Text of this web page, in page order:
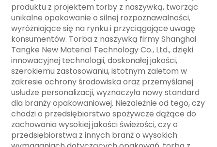
produktu z projektem torby z naszywką, tworząc
unikalne opakowanie o silnej rozpoznawalności,
wyróżniające się na rynku i przyciągające uwagę
konsumentów. Torba z naszywką firmy Shanghai
Tangke New Material Technology Co., Ltd., dzięki
innowacyjnej technologii, doskonałej jakości,
szerokiemu zastosowaniu, istotnym zaletom w
zakresie ochrony środowiska oraz przemyślanej
usłudze personalizacji, wyznaczyła nowy standard
dla branży opakowaniowej. Niezależnie od tego, czy
chodzi o przedsiębiorstwo spożywcze dążące do
zachowania wysokiej jakości świeżości, czy o
przedsiębiorstwa z innych branż o wysokich